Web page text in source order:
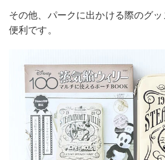
その他、パークに出かける際のグ
便利です。